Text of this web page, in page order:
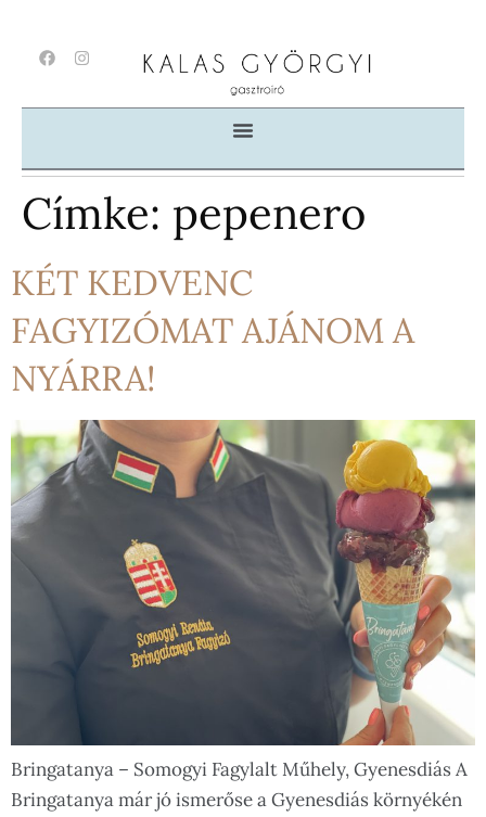
Címke: pepenero
KÉT KEDVENC
FAGYIZÓMAT AJÁNOM A
NYÁRRA!
Bringatanya – Somogyi Fagylalt Műhely, Gyenesdiás A
Bringatanya már jó ismerőse a Gyenesdiás környékén